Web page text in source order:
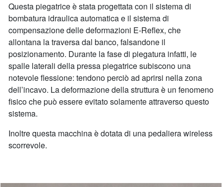
Questa piegatrice è stata progettata con il sistema di
bombatura idraulica automatica e il sistema di
compensazione delle deformazioni E-Reflex, che
allontana la traversa dal banco, falsandone il
posizionamento. Durante la fase di piegatura infatti, le
spalle laterali della pressa piegatrice subiscono una
notevole flessione: tendono perciò ad aprirsi nella zona
dell’incavo. La deformazione della struttura è un fenomeno
fisico che può essere evitato solamente attraverso questo
sistema.
Inoltre questa macchina è dotata di una pedaliera wireless
scorrevole.